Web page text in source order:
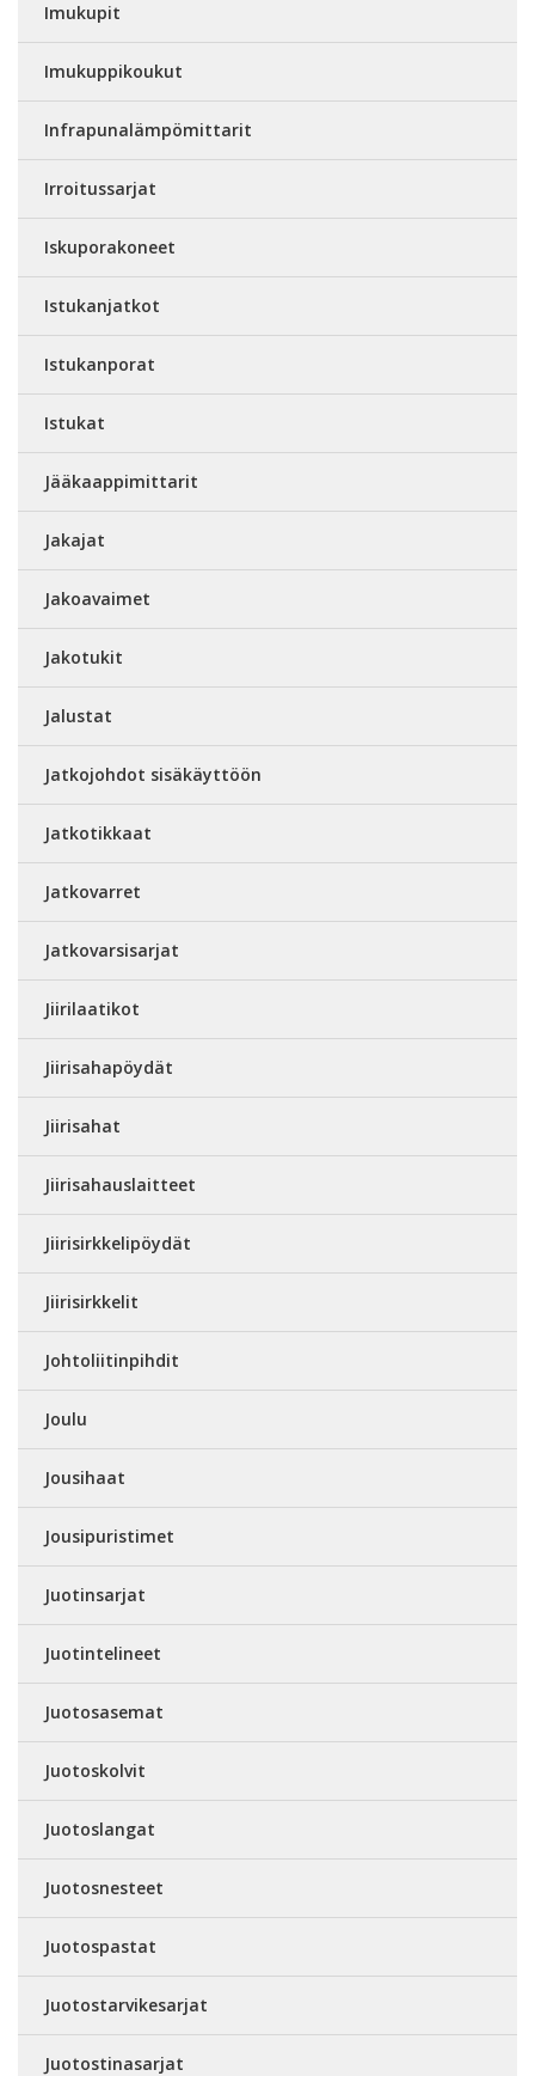
Imukupit
Imukuppikoukut
Infrapunalämpömittarit
Irroitussarjat
Iskuporakoneet
Istukanjatkot
Istukanporat
Istukat
Jääkaappimittarit
Jakajat
Jakoavaimet
Jakotukit
Jalustat
Jatkojohdot sisäkäyttöön
Jatkotikkaat
Jatkovarret
Jatkovarsisarjat
Jiirilaatikot
Jiirisahapöydät
Jiirisahat
Jiirisahauslaitteet
Jiirisirkkelipöydät
Jiirisirkkelit
Johtoliitinpihdit
Joulu
Jousihaat
Jousipuristimet
Juotinsarjat
Juotintelineet
Juotosasemat
Juotoskolvit
Juotoslangat
Juotosnesteet
Juotospastat
Juotostarvikesarjat
Juotostinasarjat